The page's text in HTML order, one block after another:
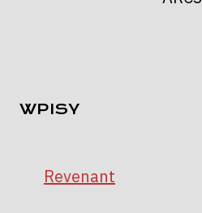
WPISY
Revenant